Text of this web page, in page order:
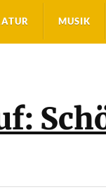
MUSIK